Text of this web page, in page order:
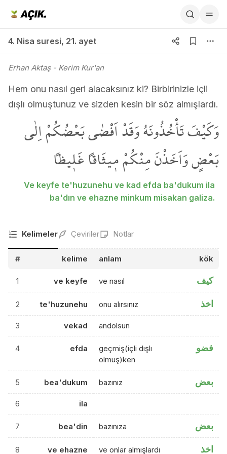
4. Nisa suresi, 21. ayet
Erhan Aktaş- Kerim Kur'an
Hem onu nasıl geri alacaksınız ki? Birbirinizle içli
dışlı olmuştunuz ve sizden kesin bir söz almışlardı.
وَكَيْفَ تَأْخُذُونَهُ وَقَدْ اَفْضٰى بَعْضُكُمْ اِلٰى
بَعْضٍ وَاَخَذْنَ مِنْكُمْ م۪يثَاقاً غَل۪يظاً
Ve keyfe te'huzunehu ve kad efda ba'dukum ila
ba'dın ve ehazne minkum misakan galiza.
Kelimeler Çeviriler Notlar
# kelime anlam kök
1 ve keyfe ve nasıl كيف
2 te'huzunehu onu alırsınız اخذ
3 vekad andolsun
4 efda
geçmiş(içli dışlı
olmuş)ken
فضو
5 bea'dukum bazınız بعض
6 ila
7 bea'din bazınıza بعض
8 ve ehazne ve onlar almışlardı اخذ